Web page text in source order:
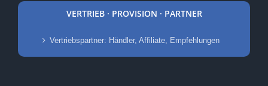
VERTRIEB · PROVISION · PARTNER
Vertriebspartner: Händler, Affiliate, Empfehlungen